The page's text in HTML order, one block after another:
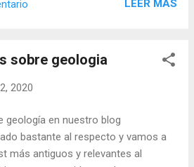
LEER MÁS
sobre geologia
2020
geología en nuestro blog
bastante al respecto y vamos a
más antiguos y relevantes al